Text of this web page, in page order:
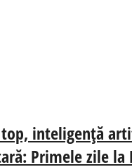
inteligență
Primele zile la